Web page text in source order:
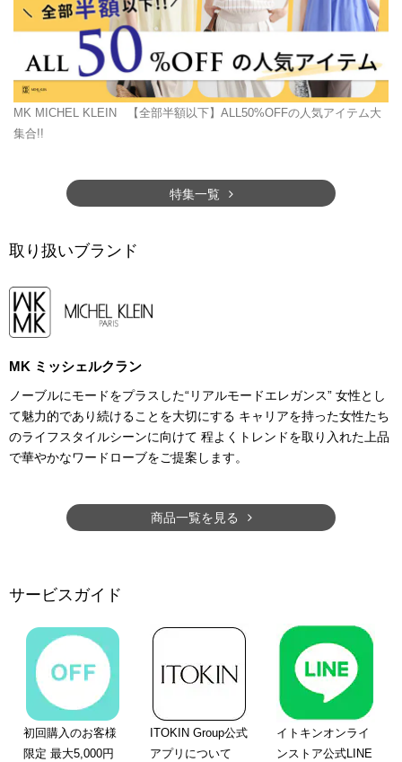
MK MICHEL KLEIN 【全部半額以下】ALL50%OFFの人気アイテム大
集合!!
特集一覧
取り扱いブランド
MK ミッシェルクラン
ノーブルにモードをプラスした“リアルモードエレガンス” 女性とし
て魅力的であり続けることを大切にする キャリアを持った女性たち
のライフスタイルシーンに向けて 程よくトレンドを取り入れた上品
で華やかなワードローブをご提案します。
商品一覧を見る
サービスガイド
初回購入のお客様
限定 最大5,000円
ITOKIN Group公式
アプリについて
イトキンオンライ
ンストア公式LINE